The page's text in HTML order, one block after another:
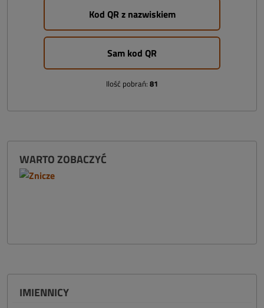
Kod QR z nazwiskiem
Sam kod QR
Ilość pobrań: 81
WARTO ZOBACZYĆ
IMIENNICY